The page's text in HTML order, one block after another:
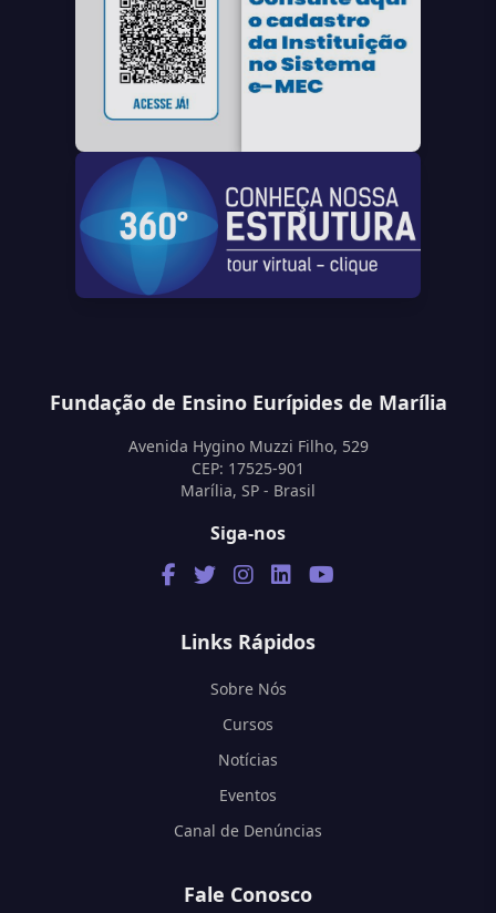
Fundação de Ensino Eurípides de Marília
Avenida Hygino Muzzi Filho, 529
CEP: 17525-901
Marília, SP - Brasil
Siga-nos
Links Rápidos
Sobre Nós
Cursos
Notícias
Eventos
Canal de Denúncias
Fale Conosco